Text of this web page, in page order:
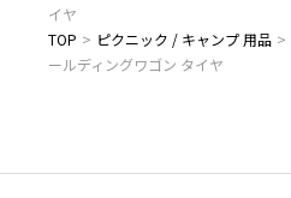
イヤ
TOP > ピクニック / キャンプ 用品 >
ールディングワゴン タイヤ